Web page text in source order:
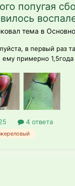
попугая
тема в
в первый раз
ему примерно
еще постоянно
4 ответа